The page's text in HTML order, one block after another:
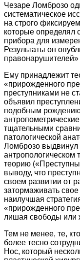
Чезаре Ломброзо
систематическое
на строго
которые определял
прибора для
Результаты он
правонарушителей»
Ему принадлежит
«прирожденного
преступниками не
объявил
подобным
тщательными
патологической
Ломброзо выдвинул
антропологическом
теорию
выводу, что
своем развитии от
затормаживать
наилучшая
«прирожденного
лишая свободы или
Тем не менее, те,
более тесно
Нос, который